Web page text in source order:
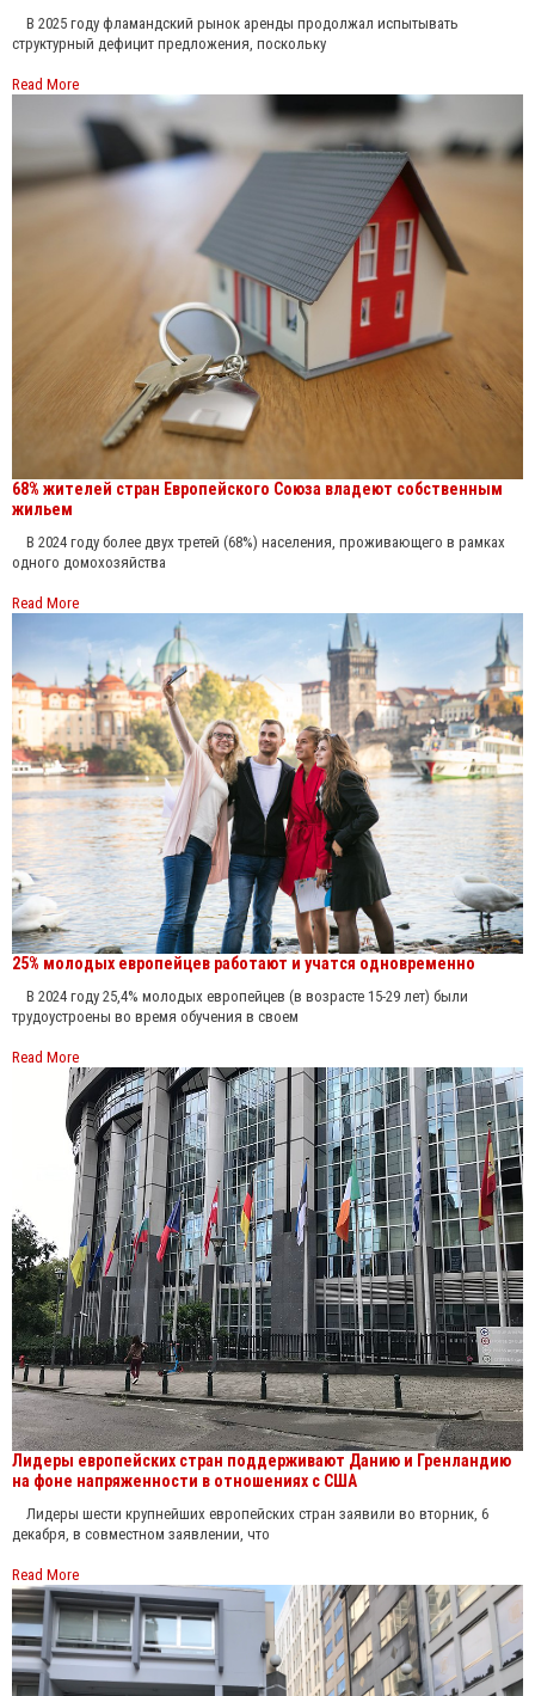
В 2025 году фламандский рынок аренды продолжал испытывать
структурный дефицит предложения, поскольку
Read More
68% жителей стран Европейского Союза владеют собственным
жильем
В 2024 году более двух третей (68%) населения, проживающего в рамках
одного домохозяйства
Read More
25% молодых европейцев работают и учатся одновременно
В 2024 году 25,4% молодых европейцев (в возрасте 15-29 лет) были
трудоустроены во время обучения в своем
Read More
Лидеры европейских стран поддерживают Данию и Гренландию
на фоне напряженности в отношениях с США
Лидеры шести крупнейших европейских стран заявили во вторник, 6
декабря, в совместном заявлении, что
Read More